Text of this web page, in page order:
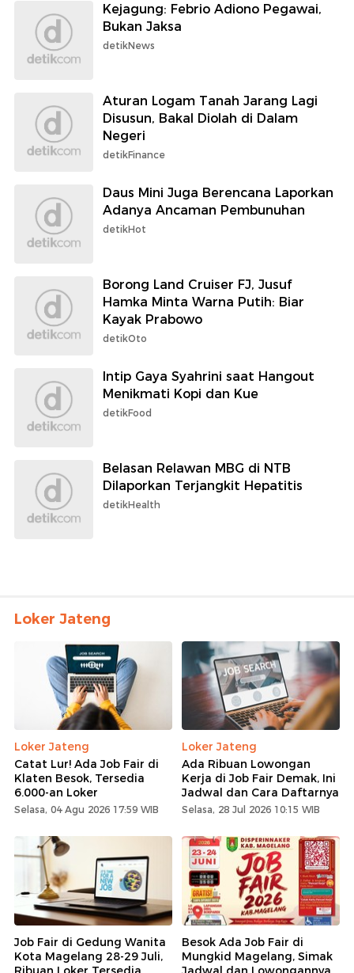
Kejagung: Febrio Adiono Pegawai,
Bukan Jaksa
detikNews
Aturan Logam Tanah Jarang Lagi
Disusun, Bakal Diolah di Dalam
Negeri
detikFinance
Daus Mini Juga Berencana Laporkan
Adanya Ancaman Pembunuhan
detikHot
Borong Land Cruiser FJ, Jusuf
Hamka Minta Warna Putih: Biar
Kayak Prabowo
detikOto
Intip Gaya Syahrini saat Hangout
Menikmati Kopi dan Kue
detikFood
Belasan Relawan MBG di NTB
Dilaporkan Terjangkit Hepatitis
detikHealth
Loker Jateng
Loker Jateng
Catat Lur! Ada Job Fair di
Klaten Besok, Tersedia
6.000-an Loker
Selasa, 04 Agu 2026 17:59 WIB
Loker Jateng
Ada Ribuan Lowongan
Kerja di Job Fair Demak, Ini
Jadwal dan Cara Daftarnya
Selasa, 28 Jul 2026 10:15 WIB
Job Fair di Gedung Wanita
Kota Magelang 28-29 Juli,
Besok Ada Job Fair di
Mungkid Magelang, Simak